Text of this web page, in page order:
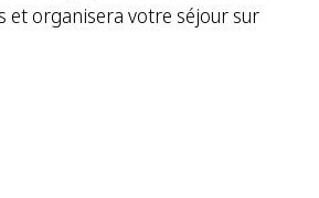
et organisera votre séjour sur